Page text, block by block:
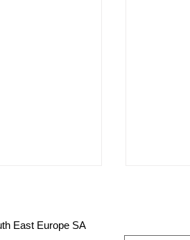
East Europe SA